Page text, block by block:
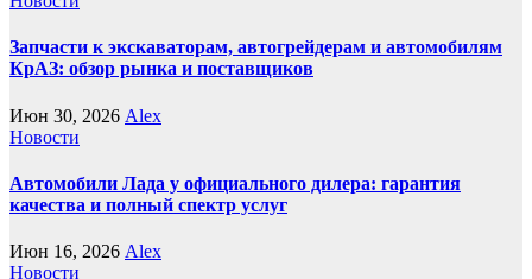
Запчасти к экскаваторам, автогрейдерам и автомобилям
КрАЗ: обзор рынка и поставщиков
Июн 30, 2026 Alex
Новости
Автомобили Лада у официального дилера: гарантия
качества и полный спектр услуг
Июн 16, 2026 Alex
Новости